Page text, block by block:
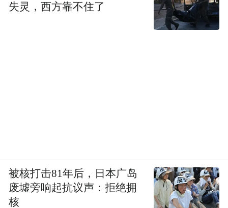
失灵，西方靠不住了
被核打击81年后，日本广岛
废墟旁响起抗议声：拒绝拥
核